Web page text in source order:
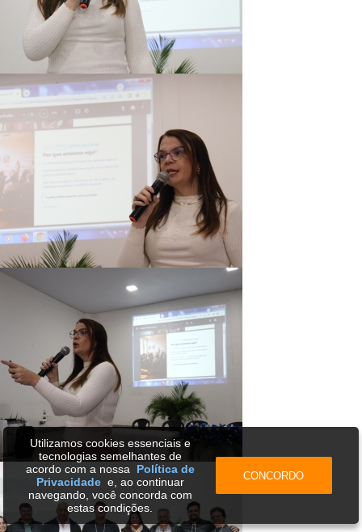
Utilizamos cookies essenciais e
tecnologias semelhantes de
acordo com a nossa Política de
Privacidadee, ao continuar
navegando, você concorda com
estas condições.
CONCORDO